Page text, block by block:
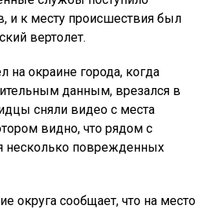
и к месту происшествия был
вертолет.
на окраине города, когда
данным, врезался в
сняли видео с места
видно, что рядом с
несколько поврежденных
округа сообщает, что на место